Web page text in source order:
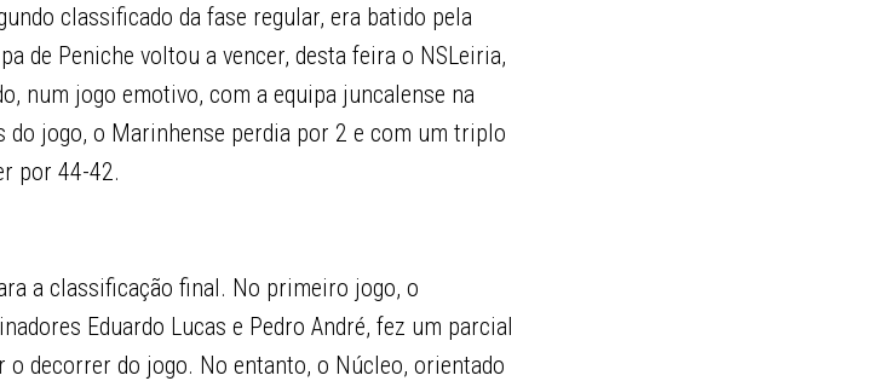
classificado da fase regular, era batido pela
de Peniche voltou a vencer, desta feira o NSLeiria,
num jogo emotivo, com a equipa juncalense na
jogo, o Marinhense perdia por 2 e com um triplo
por 44-42.
a classificação final. No primeiro jogo, o
Eduardo Lucas e Pedro André, fez um parcial
o decorrer do jogo. No entanto, o Núcleo, orientado